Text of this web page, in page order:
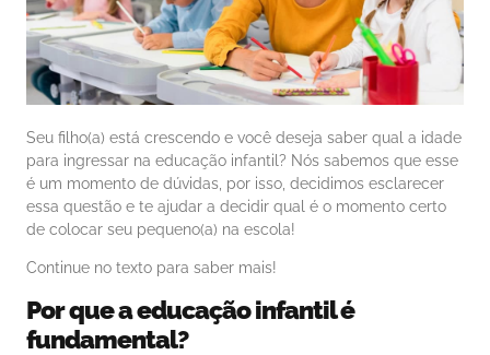
Seu filho(a) está crescendo e você deseja saber qual a idade
para ingressar na educação infantil? Nós sabemos que esse
é um momento de dúvidas, por isso, decidimos esclarecer
essa questão e te ajudar a decidir qual é o momento certo
de colocar seu pequeno(a) na escola!
Continue no texto para saber mais!
Por que aeducação infantilé
fundamental?